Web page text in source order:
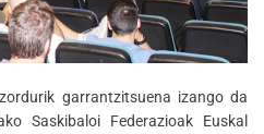
garrantzitsuena izango da
Saskibaloi Federazioak Euskal